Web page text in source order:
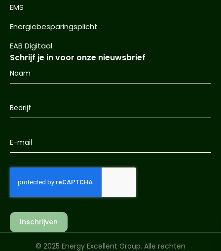
EMS
Energiebesparingsplicht
EAB Digitaal
Inschrijven
Schrijf je in voor onze nieuwsbrief
© 2025 Energy Excellent Group. Alle rechten